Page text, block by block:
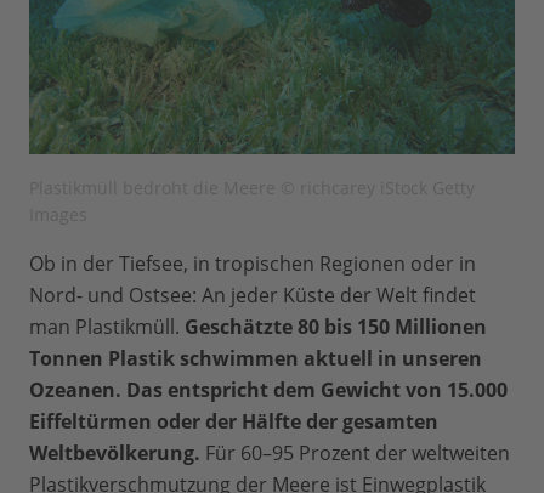
Ob in der Tiefsee, in tropischen Regionen oder in
Nord- und Ostsee: An jeder Küste der Welt findet
man Plastikmüll. Geschätzte 80 bis 150 Millionen
Tonnen Plastik schwimmen aktuell in unseren
Ozeanen. Das entspricht dem Gewicht von 15.000
Eiffeltürmen oder der Hälfte der gesamten
Weltbevölkerung. Für 60–95 Prozent der weltweiten
Plastikverschmutzung der Meere ist Einwegplastik